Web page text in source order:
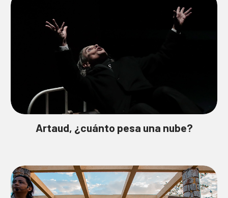
Artaud, ¿cuánto pesa una nube?